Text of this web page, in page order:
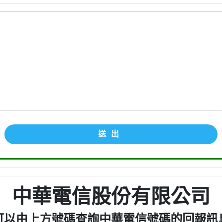
送出
中華電信股份有限公司
以由上方號碼查詢中華電信號碼的回報訊